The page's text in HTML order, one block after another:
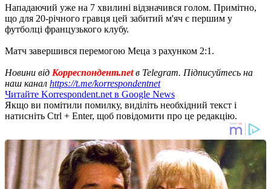
Нападаючий уже на 7 хвилині відзначився голом. Примітно,
що для 20-річного гравця цей забитий м'яч є першим у
футболці французького клубу.
Матч завершився перемогою Меца з рахунком 2:1.
Новини від Корреспондент.netв Telegram. Підписуйтесь на
наш канал https://t.me/korrespondentnet
Читайте Korrespondent.net в Google News
Якщо ви помітили помилку, виділіть необхідний текст і
натисніть Ctrl + Enter, щоб повідомити про це редакцію.